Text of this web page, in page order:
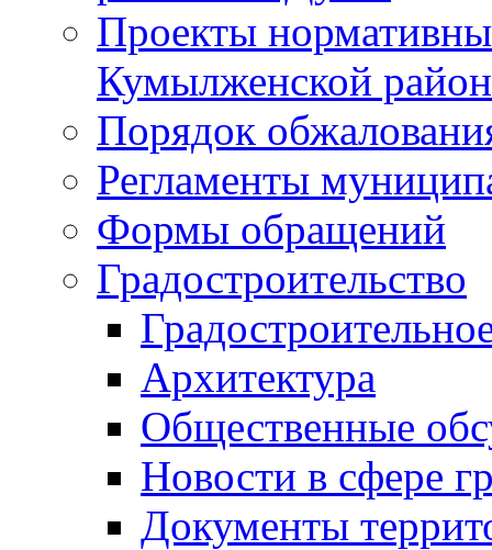
Проекты
Кумылженской
Порядок
Регламенты
Формы обращений
Градостроительство
Архитектура
Общественные
Новости в сфере
Документы